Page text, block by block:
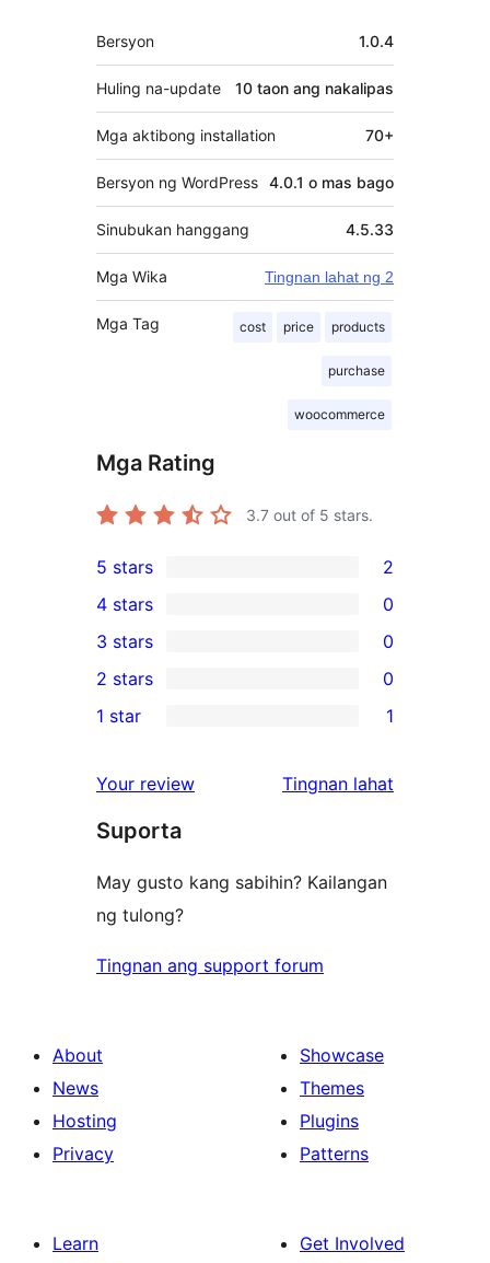
Meta
Bersyon 1.0.4
Huling na-update 10 taon ang nakalipas
Mga aktibong installation 70+
Bersyon ng WordPress 4.0.1 o mas bago
Sinubukan hanggang 4.5.33
Mga Wika Tingnan lahat ng 2
Mga Tag cost price products
purchase
woocommerce
Mga Rating
3.7 out of 5 stars.
2
5-
star
reviews
5 stars 2
4-
star
reviews
4 stars 0
0
3-
star
3 stars 0
2-
reviews
2 stars 0
star
review
1 star 1
Your review Tingnan lahat
Suporta
May gusto kang sabihin? Kailangan
ng tulong?
Tingnan ang support forum
About
News
Hosting
Privacy
Showcase
Themes
Plugins
Patterns
Learn
Get Involved